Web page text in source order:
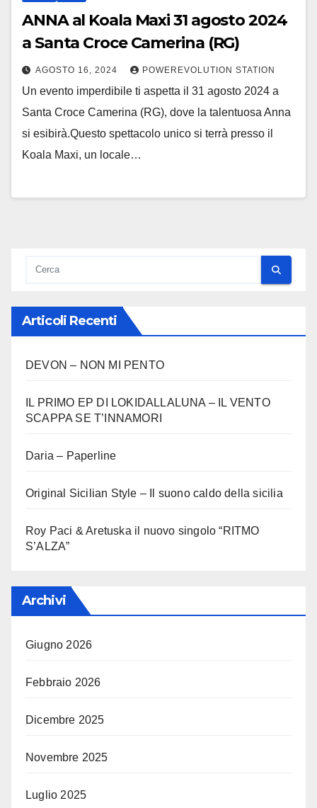
ANNA al Koala Maxi 31 agosto 2024
a Santa Croce Camerina (RG)
AGOSTO 16, 2024 POWEREVOLUTION STATION
Un evento imperdibile ti aspetta il 31 agosto 2024 a
Santa Croce Camerina (RG), dove la talentuosa Anna
si esibirà.Questo spettacolo unico si terrà presso il
Koala Maxi, un locale…
Articoli Recenti
DEVON – NON MI PENTO
IL PRIMO EP DI LOKIDALLALUNA – IL VENTO
SCAPPA SE T’INNAMORI
Daria – Paperline
Original Sicilian Style – Il suono caldo della sicilia
Roy Paci & Aretuska il nuovo singolo “RITMO
S’ALZA”
Archivi
Giugno 2026
Febbraio 2026
Dicembre 2025
Novembre 2025
Luglio 2025